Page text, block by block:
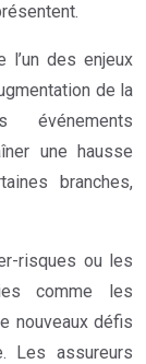
l’un des enjeux
de la
une hausse
branches,
risques ou les
comme les
nouveaux défis
Les assureurs